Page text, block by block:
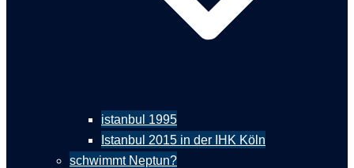
istanbul 1995
Istanbul 2015 in der IHK Köln
schwimmt Neptun?